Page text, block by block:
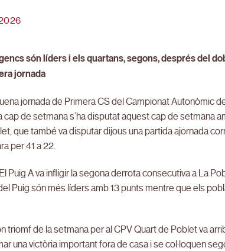
són líders i els quartans, segons, després del
jornada
jornada de Primera CS del Campionat Autonòmic
cap de setmana s’ha disputat aquest cap de setmana
que també va disputar dijous una partida ajornada
per 41 a 22.
Puig A va infligir la segona derrota consecutiva a La
Puig són més líders amb 13 punts mentre que els
triomf de la setmana per al CPV Quart de Poblet va
una victòria important fora de casa i se col·loquen